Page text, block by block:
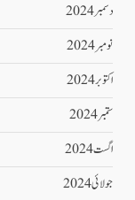
دسمبر 2024
نومبر 2024
اکتوبر 2024
ستمبر 2024
اگست 2024
جولائی 2024